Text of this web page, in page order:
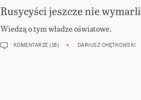
Rusycyści jeszcze nie wymarli
Wiedzą o tym władze oświatowe.
KOMENTARZE (18) DARIUSZ CHĘTKOWSKI